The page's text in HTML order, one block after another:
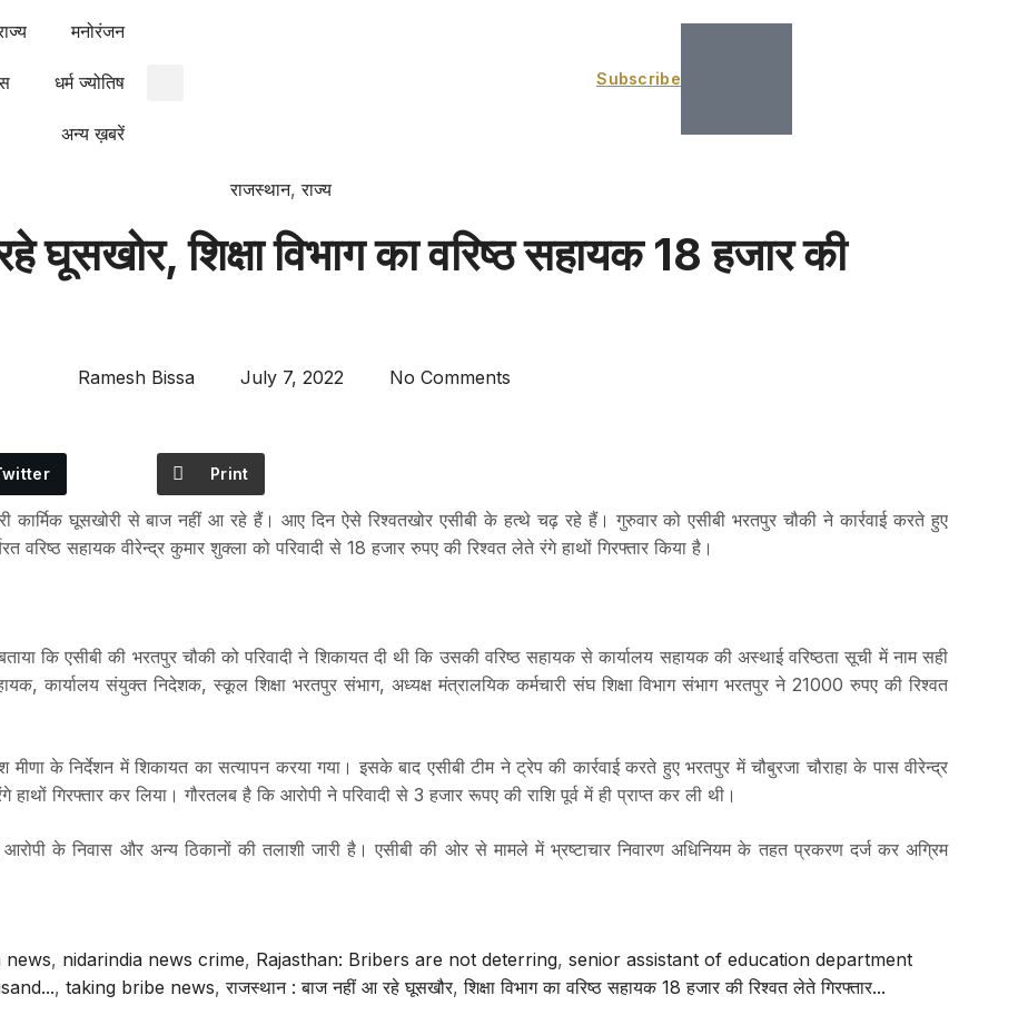
मनोरंजन
धर्म ज्योतिष
अन्य ख़बरें
Subscribe
राजस्थान,राज्य
घूसखोर, शिक्षा विभाग का वरिष्ठ सहायक 18 हजार की
Ramesh Bissa July 7, 2022 No Comments
Print
कार्मिक घूसखोरी से बाज नहीं आ रहे हैं। आए दिन ऐसे रिश्वतखोर एसीबी के हत्थे चढ़ रहे हैं। गुरुवार को एसीबी भरतपुर चौकी ने कार्रवाई करते हुए
सहायक वीरेन्द्र कुमार शुक्ला को परिवादी से 18 हजार रुपए की रिश्वत लेते रंगे हाथों गिरफ्तार किया है।
कि एसीबी की भरतपुर चौकी को परिवादी ने शिकायत दी थी कि उसकी वरिष्ठ सहायक से कार्यालय सहायक की अस्थाई वरिष्ठता सूची में नाम सही
कार्यालय संयुक्त निदेशक, स्कूल शिक्षा भरतपुर संभाग, अध्यक्ष मंत्रालयिक कर्मचारी संघ शिक्षा विभाग संभाग भरतपुर ने 21000 रुपए की रिश्वत
के निर्देशन में शिकायत का सत्यापन करया गया। इसके बाद एसीबी टीम ने ट्रेप की कार्रवाई करते हुए भरतपुर में चौबुरजा चौराहा के पास वीरेन्द्र
गिरफ्तार कर लिया। गौरतलब है कि आरोपी ने परिवादी से 3 हजार रूपए की राशि पूर्व में ही प्राप्त कर ली थी।
के निवास और अन्य ठिकानों की तलाशी जारी है। एसीबी की ओर से मामले में भ्रष्टाचार निवारण अधिनियम के तहत प्रकरण दर्ज कर अग्रिम
news, nidarindia news crime, Rajasthan: Bribers are not deterring, senior assistant of education department
, taking bribe news,राजस्थान : बाज नहीं आ रहे घूसखौर,शिक्षा विभाग का वरिष्ठ सहायक 18 हजार की रिश्वत लेते गिरफ्तार...